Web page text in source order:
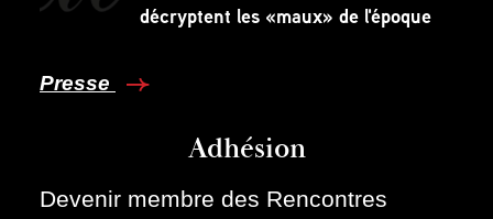
décryptent les «maux» de l'époque
Presse
Adhésion
Devenir membre des Rencontres